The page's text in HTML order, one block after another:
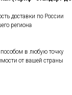
доставки по России
региона
в любую точку
от вашей страны